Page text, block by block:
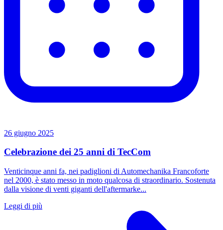
26 giugno 2025
Celebrazione dei 25 anni di TecCom
Venticinque anni fa, nei padiglioni di Automechanika Francoforte
nel 2000, è stato messo in moto qualcosa di straordinario. Sostenuta
dalla visione di venti giganti dell'aftermarke...
Leggi di più